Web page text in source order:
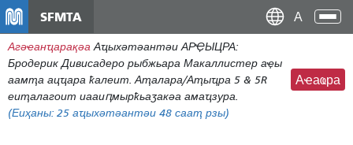
наи
дунг
SFMTA
Агәҽанҵарақәа Аҵыхәтәантәи АРҾЫЦРА:
Бродерик Дивисадеро рыбжьара Макаллистер аҿы
аамҭа ацҵара ҟалеит. Аҭалара/Аҭыҵра 5 & 5R
еиҭалагоит иааиԥмырҟьаӡакәа амаҵзура.
(Еиҳаны: 25 аҵыхәтәантәи 48 сааҭ рзы)
Аҽаҩра